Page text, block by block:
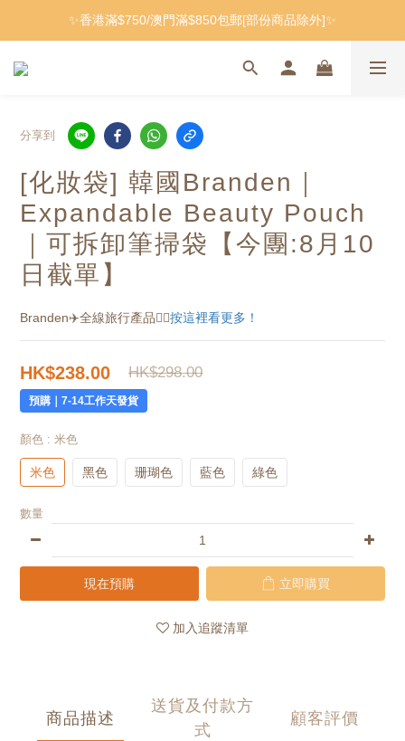
✨香港滿$750/澳門滿$850包郵[部份商品除外]✨
分享到
[化妝袋] 韓國Branden｜
Expandable Beauty Pouch
｜可拆卸筆掃袋 【今團:8月10
日截單】
Branden✈️全線旅行產品👉🏻按這裡看更多！
HK$238.00 HK$298.00
預購｜7-14工作天發貨
顏色 : 米色
米色 黑色 珊瑚色 藍色 綠色
數量
現在預購 立即購買
加入追蹤清單
商品描述
送貨及付款方
式
顧客評價